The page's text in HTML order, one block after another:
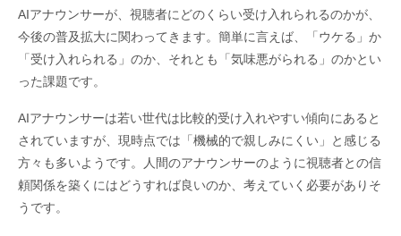
AIアナウンサーが、視聴者にどのくらい受け入れられるのかが、
今後の普及拡大に関わってきます。簡単に言えば、「ウケる」か
「受け入れられる」のか、それとも「気味悪がられる」のかとい
った課題です。
AIアナウンサーは若い世代は比較的受け入れやすい傾向にあると
されていますが、現時点では「機械的で親しみにくい」と感じる
方々も多いようです。人間のアナウンサーのように視聴者との信
頼関係を築くにはどうすれば良いのか、考えていく必要がありそ
うです。